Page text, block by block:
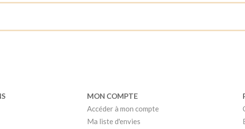
MON COMPTE
Accéder à mon compte
Ma liste d'envies